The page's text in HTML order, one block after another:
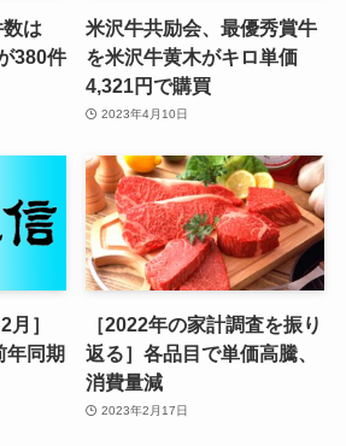
は
380件
米沢牛共励会、最優秀賞牛
を米沢牛黄木がキロ単価
4,321円で購買
2023年4月10日
月］
年同期
［2022年の家計調査を振り
返る］各品目で単価高騰、
消費量減
2023年2月17日